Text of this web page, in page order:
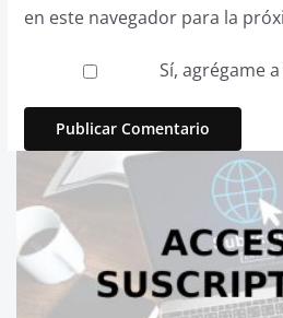
en este navegador para la
Sí, agrégame